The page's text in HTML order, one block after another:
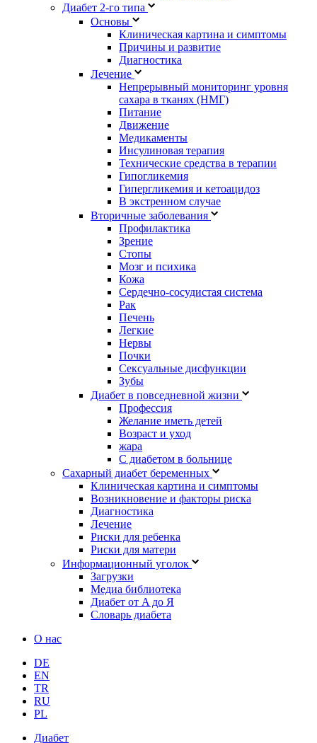
Диабет 2-го типа
Основы
Клиническая картина и симптомы
Причины и развитие
Диагностика
Лечение
Непрерывный мониторинг уровня
сахара в тканях (НМГ)
Питание
Движение
Медикаменты
Инсулиновая терапия
Технические средства в терапии
Гипогликемия
Гипергликемия и кетоацидоз
В экстренном случае
Вторичные заболевания
Профилактика
Зрение
Стопы
Мозг и психика
Кожа
Сердечно-сосудистая система
Рак
Печень
Легкие
Нервы
Почки
Сексуальные дисфункции
Зубы
Диабет в повседневной жизни
Профессия
Желание иметь детей
Возраст и уход
жара
С диабетом в больнице
Сахарный диабет беременных
Клиническая картина и симптомы
Возникновение и факторы риска
Диагностика
Лечение
Риски для ребенка
Риски для матери
Информационный уголок
Загрузки
Медиа библиотека
Диабет от A до Я
Словарь диабета
О нас
DE
EN
TR
RU
PL
Диабет